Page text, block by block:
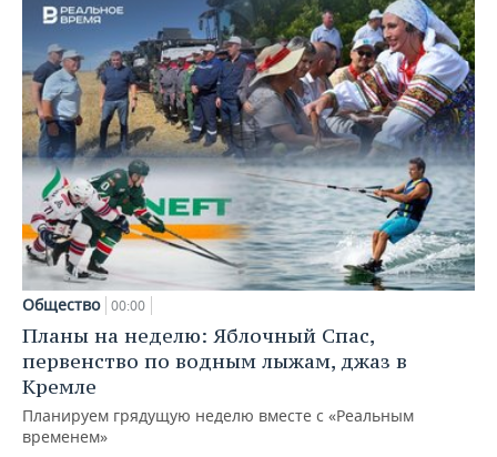
Общество 00:00
Планы на неделю: Яблочный Спас,
первенство по водным лыжам, джаз в
Кремле
Планируем грядущую неделю вместе с «Реальным
временем»